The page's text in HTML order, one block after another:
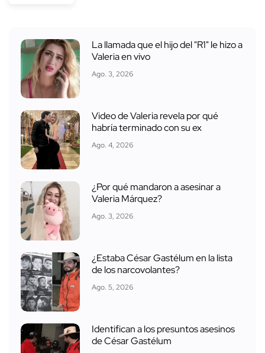
La llamada que el hijo del "R1" le hizo a
Valeria en vivo
Ago. 3, 2026
Video de Valeria revela por qué
habría terminado con su ex
Ago. 4, 2026
¿Por qué mandaron a asesinar a
Valeria Márquez?
Ago. 3, 2026
¿Estaba César Gastélum en la lista
de los narcovolantes?
Ago. 5, 2026
Identifican a los presuntos asesinos
de César Gastélum